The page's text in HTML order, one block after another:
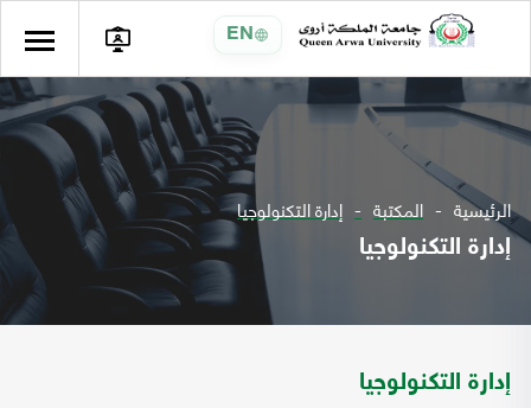
EN
الرئيسية المكتبة إدارة التكنولوجيا
إدارة التكنولوجيا
إدارة التكنولوجيا